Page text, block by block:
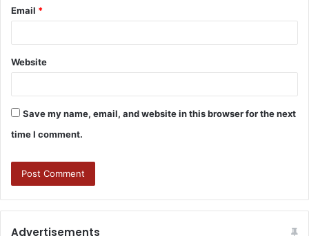
Email *
Website
Save my name, email, and website in this browser for the next
time I comment.
Advertisements